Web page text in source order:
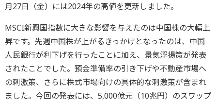
月27日（金）には2024年の高値を更新しました。
MSCI新興国指数に大きな影響を与えたのは中国株の大幅上
昇です。先週中国株が上がるきっかけとなったのは、中国
人民銀行が利下げを行ったことに加え、景気浮揚策が発表
されたことでした。預金準備率の引き下げや不動産市場へ
の刺激策、さらに株式市場向けの具体的な刺激策が含まれ
ました。今回の発表には、5,000億元（10兆円）のスワップ